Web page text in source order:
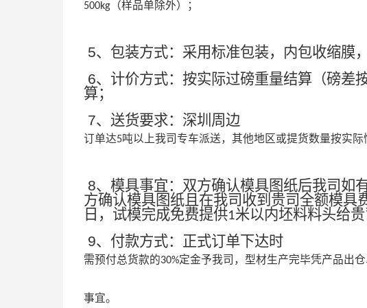
500kg （样品单除外）；
5、包装方式：采用标准包装，内包收缩膜
6、计价方式：按实际过磅重量结算（磅差
算；
7、送货要求：深圳周边
订单达5吨以上我司专车派送，其他地区或提货数量按实际
8、模具事宜：双方确认模具图纸后我司如
方确认模具图纸且在我司收到贵司全额模具
日，试模完成免费提供1米以内坯料料头给
9、付款方式：正式订单下达时
需预付总货款的30%定金予我司，型材生产完毕凭产品出
事宜。